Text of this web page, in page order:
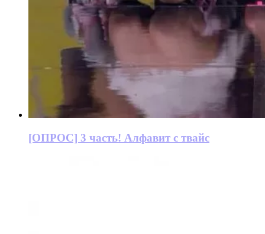
[ОПРОС] 3 часть! Алфавит с твайс